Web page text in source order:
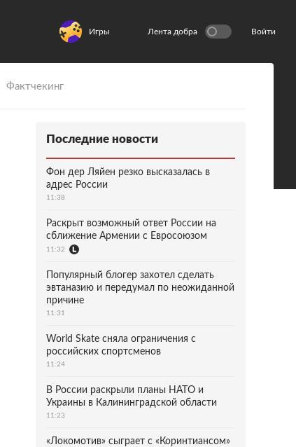
Игры Лента добра Войти
Фактчекинг
Последние новости
Фон дер Ляйен резко высказалась в
адрес России
11:38
Раскрыт возможный ответ России на
сближение Армении с Евросоюзом
11:32
Популярный блогер захотел сделать
эвтаназию и передумал по неожиданной
причине
11:31
World Skate сняла ограничения с
российских спортсменов
11:24
В России раскрыли планы НАТО и
Украины в Калининградской области
11:23
«Локомотив» сыграет с «Коринтиансом»